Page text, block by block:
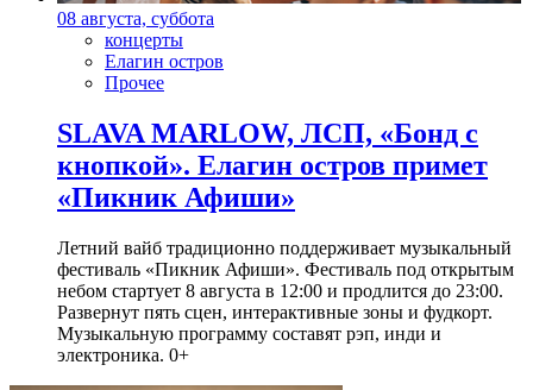
08 августа, суббота
концерты
Елагин остров
Прочее
SLAVA MARLOW, ЛСП, «Бонд с
кнопкой». Елагин остров примет
«Пикник Афиши»
Летний вайб традиционно поддерживает музыкальный
фестиваль «Пикник Афиши». Фестиваль под открытым
небом стартует 8 августа в 12:00 и продлится до 23:00.
Развернут пять сцен, интерактивные зоны и фудкорт.
Музыкальную программу составят рэп, инди и
электроника. 0+